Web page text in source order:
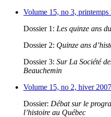
Volume 15, no 3, printemps
Dossier 1: Les quinze ans
Dossier 2: Quinze ans
Dossier 3: Sur La Société
Beauchemin
Volume 15, no 2, hiver
Dossier: Débat sur le
l’histoire au Québec